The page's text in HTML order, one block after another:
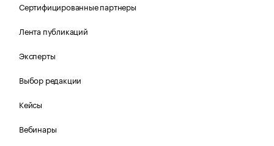
Сертифицированные партнеры
Лента публикаций
Эксперты
Выбор редакции
Кейсы
Вебинары